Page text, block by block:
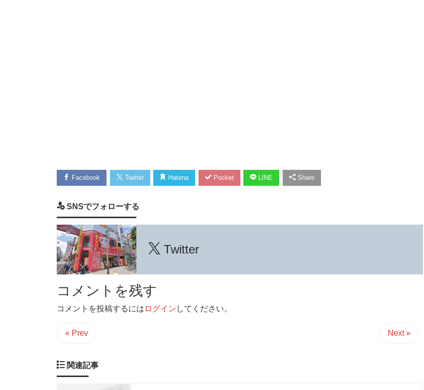
Facebook Twitter Hatena Pocket LINE Share
SNSでフォローする
Twitter
コメントを残す
コメントを投稿するには ログイン してください。
« Prev Next »
関連記事